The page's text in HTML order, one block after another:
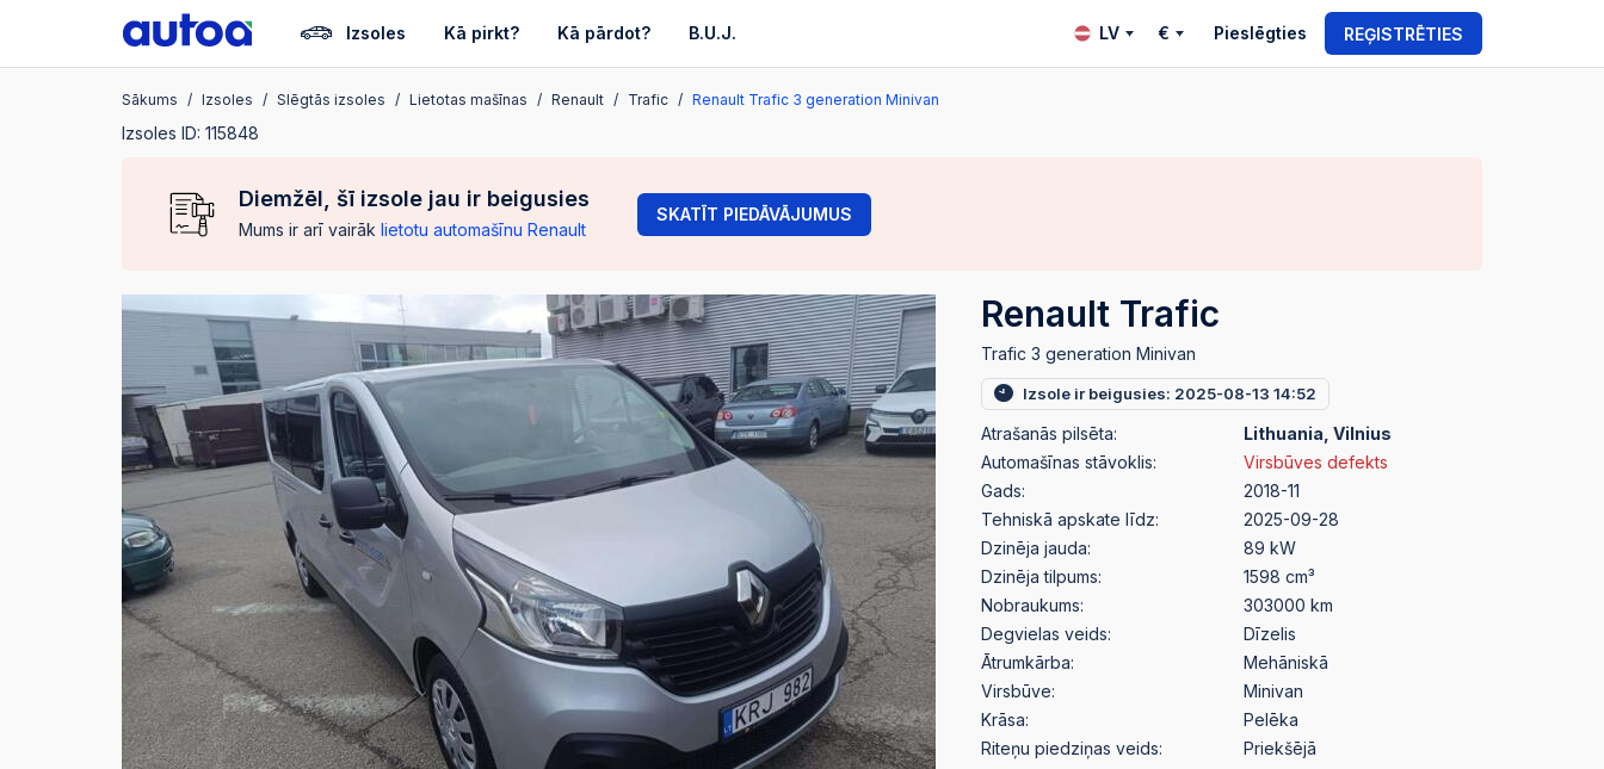
Izsoles Kā pirkt? Kā pārdot? B.U.J. LV € Pieslēgties REĢISTRĒTIES
Sākums Izsoles Slēgtās izsoles Lietotas mašīnas Renault Trafic Renault Trafic 3 generation Minivan
Izsoles ID: 115848
Diemžēl, šī izsole jau ir beigusies
Mums ir arī vairāk lietotu automašīnu Renault
SKATĪT PIEDĀVĀJUMUS
Renault Trafic
Trafic 3 generation Minivan
Izsole ir beigusies: 2025-08-13 14:52
Atrašanās pilsēta:
Lithuania, Vilnius
Automašīnas stāvoklis:
Virsbūves defekts
Gads:
2018-11
Tehniskā apskate līdz:
2025-09-28
Dzinēja jauda:
89 kW
Dzinēja tilpums:
1598 cm³
Nobraukums:
303000 km
Degvielas veids:
Dīzelis
Ātrumkārba:
Mehāniskā
Virsbūve:
Minivan
Krāsa:
Pelēka
Riteņu piedziņas veids:
Priekšējā